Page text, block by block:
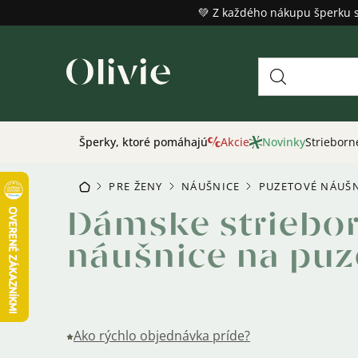
na
💚 Z každého nákupu šperku
Šperky, ktoré pomáhajú Akcie Novinky
DOMOVPRE ŽENY NÁUŠNICE PUZETOVÉ
Dámske
náušnice na
Ako rýchlo objednávka príde?